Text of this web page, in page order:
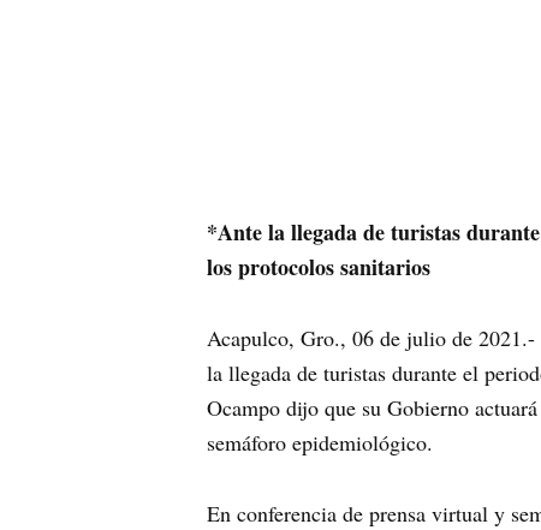
*Ante la llegada de turistas
los protocolos sanitarios
Acapulco, Gro., 06 de julio de
la llegada de turistas durante el
Ocampo dijo que su Gobierno
semáforo epidemiológico.
En conferencia de prensa virtual y